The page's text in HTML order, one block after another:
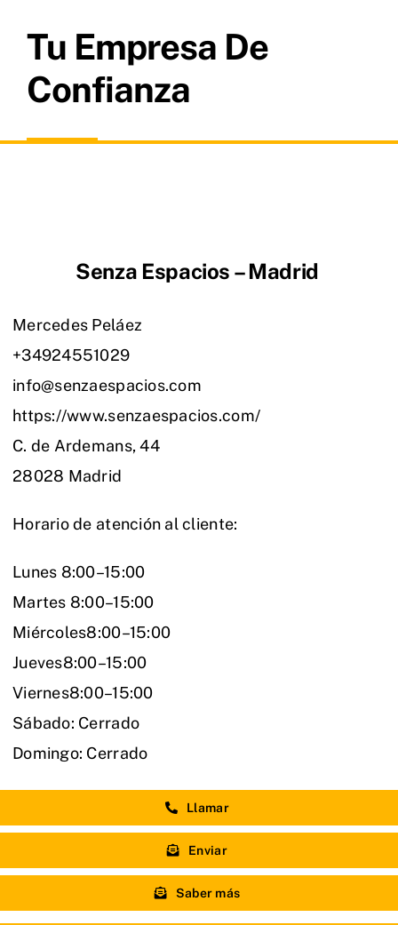
Tu Empresa De
Confianza
Senza Espacios – Madrid
Mercedes Peláez
+34924551029
info@senzaespacios.com
https://www.senzaespacios.com/
C. de Ardemans, 44
28028 Madrid
Horario de atención al cliente:
Lunes 8:00–15:00
Martes 8:00–15:00
Miércoles8:00–15:00
Jueves8:00–15:00
Viernes8:00–15:00
Sábado: Cerrado
Domingo: Cerrado
Llamar
Enviar
Saber más